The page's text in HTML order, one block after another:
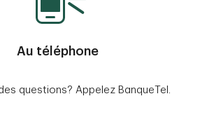
Au téléphone
questions? Appelez BanqueTel.